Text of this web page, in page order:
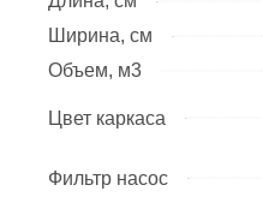
Ширина, см
Объем, м3
Цвет каркаса
Фильтр насос